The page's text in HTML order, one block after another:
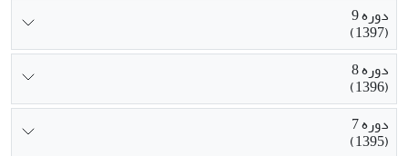
دوره 9
(1397)
دوره 8
(1396)
دوره 7
(1395)